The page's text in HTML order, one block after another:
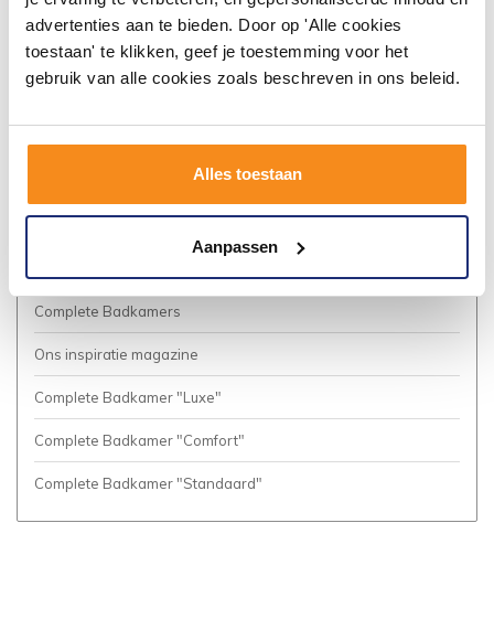
advertenties aan te bieden. Door op 'Alle cookies
toestaan' te klikken, geef je toestemming voor het
gebruik van alle cookies zoals beschreven in ons beleid.
Alles toestaan
Aanpassen
Algemene voorwaarden
Vacatures
Complete Badkamers
Ons inspiratie magazine
Complete Badkamer "Luxe"
Complete Badkamer "Comfort"
Complete Badkamer "Standaard"